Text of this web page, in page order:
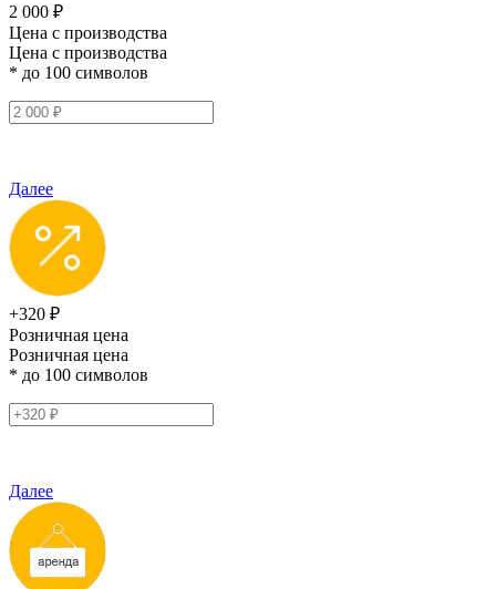
2 000 ₽
Цена с производства
Цена с производства
* до 100 символов
Далее
+320 ₽
Розничная цена
Розничная цена
* до 100 символов
Далее